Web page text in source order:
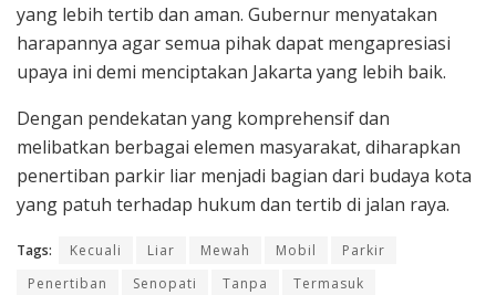
yang lebih tertib dan aman. Gubernur menyatakan
harapannya agar semua pihak dapat mengapresiasi
upaya ini demi menciptakan Jakarta yang lebih baik.
Dengan pendekatan yang komprehensif dan
melibatkan berbagai elemen masyarakat, diharapkan
penertiban parkir liar menjadi bagian dari budaya kota
yang patuh terhadap hukum dan tertib di jalan raya.
Tags: Kecuali Liar Mewah Mobil
Parkir
Penertiban
Senopati Tanpa Termasuk